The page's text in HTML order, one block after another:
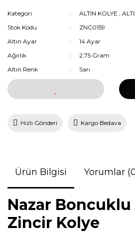
Kategori ALTIN KOLYE ,
Stok Kodu
ZNC0159
Altın Ayar
14 Ayar
Ağırlık
2,75 Gram
Altın Renk
Sarı
Hızlı Gönderi Kargo Bedava
Ürün Bilgisi Yorumlar
Nazar Boncuklu
Zincir Kolye